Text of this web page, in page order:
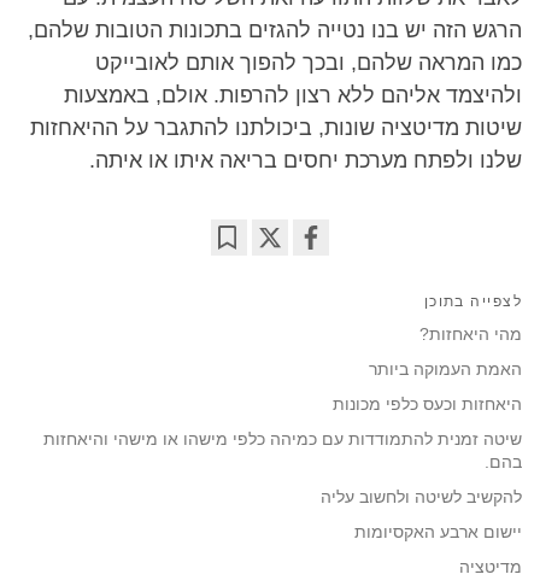
הרגש הזה יש בנו נטייה להגזים בתכונות הטובות שלהם,
כמו המראה שלהם, ובכך להפוך אותם לאובייקט
ולהיצמד אליהם ללא רצון להרפות. אולם, באמצעות
שיטות מדיטציה שונות, ביכולתנו להתגבר על ההיאחזות
שלנו ולפתח מערכת יחסים בריאה איתו או איתה.
לצפייה בתוכן
מהי היאחזות?
האמת העמוקה ביותר
היאחזות וכעס כלפי מכונות
שיטה זמנית להתמודדות עם כמיהה כלפי מישהו או מישהי והיאחזות
בהם.
להקשיב לשיטה ולחשוב עליה
יישום ארבע האקסיומות
מדיטציה